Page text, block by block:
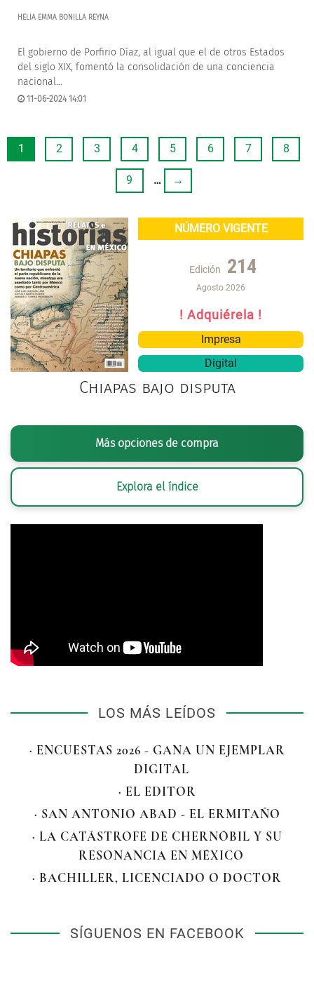
HELIA EMMA BONILLA REYNA
El gobierno de Porfirio Díaz, al igual que el de otros Estados
del siglo XIX, fomentó la consolidación de una conciencia
nacional...
11-06-2024 14:01
1 2 3 4 5 6 7 8
9 … →
NÚMERO VIGENTE
Edición 214
Agosto 2026
! Adquiérela !
Impresa
Digital
Chiapas bajo disputa
Más opciones de compra
Explora el índice
LOS MÁS LEÍDOS
· ENCUESTAS 2026 - GANA UN EJEMPLAR
DIGITAL
· EL EDITOR
· SAN ANTONIO ABAD - EL ERMITAÑO
· LA CATÁSTROFE DE CHERNÓBIL Y SU
RESONANCIA EN MÉXICO
· BACHILLER, LICENCIADO O DOCTOR
SÍGUENOS EN FACEBOOK